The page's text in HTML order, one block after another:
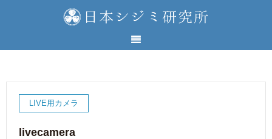
LIVE用カメラ
livecamera